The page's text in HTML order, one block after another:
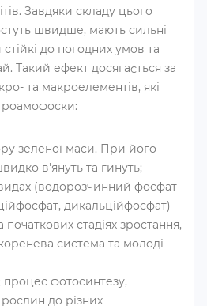
Завдяки складу цього
швидше, мають сильні
до погодних умов та
Такий ефект досягається за
та макроелементів, які
зеленої маси. При його
в'януть та гинуть;
(водорозчинний фосфат
дикальційфосфат) -
стадіях зростання,
система та молоді
фотосинтезу,
рослин до різних